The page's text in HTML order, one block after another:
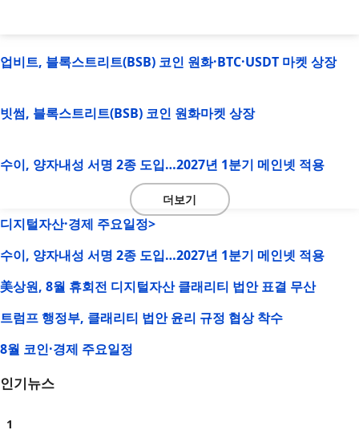
업비트, 블록스트리트(BSB) 코인 원화·BTC·USDT 마켓 상장
빗썸, 블록스트리트(BSB) 코인 원화마켓 상장
수이, 양자내성 서명 2종 도입…2027년 1분기 메인넷 적용
더보기
디지털자산·경제 주요일정>
수이, 양자내성 서명 2종 도입…2027년 1분기 메인넷 적용
美상원, 8월 휴회전 디지털자산 클래리티 법안 표결 무산
트럼프 행정부, 클래리티 법안 윤리 규정 협상 착수
8월 코인·경제 주요일정
인기뉴스